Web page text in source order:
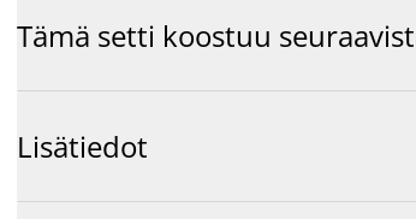
Tämä setti koostuu
Lisätiedot